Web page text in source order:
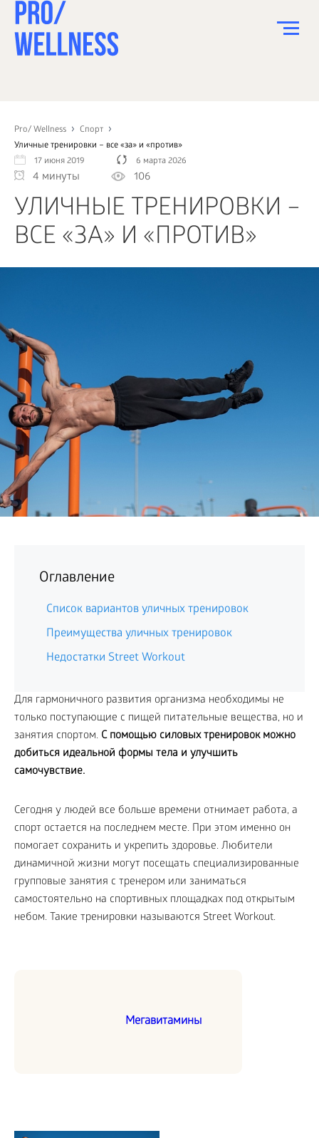
Pro/ Wellness
Спорт
Уличные тренировки – все «за» и «против»
17 июня 2019
6 марта 2026
4 минуты 106
УЛИЧНЫЕ ТРЕНИРОВКИ –
ВСЕ «ЗА» И «ПРОТИВ»
Оглавление
Список вариантов уличных тренировок
Преимущества уличных тренировок
Недостатки Street Workout
Для гармоничного развития организма необходимы не
только поступающие с пищей питательные вещества, но и
занятия спортом. С помощью силовых тренировок можно
добиться идеальной формы тела и улучшить
самочувствие.
Сегодня у людей все больше времени отнимает работа, а
спорт остается на последнем месте. При этом именно он
помогает сохранить и укрепить здоровье. Любители
динамичной жизни могут посещать специализированные
групповые занятия с тренером или заниматься
самостоятельно на спортивных площадках под открытым
небом. Такие тренировки называются Street Workout.
Мегавитамины
СПОРТ
ЗДОРОВЬЕ
КРАСОТА
ПСИХОЛОГИЯ
ДЕТИ
ДОМ